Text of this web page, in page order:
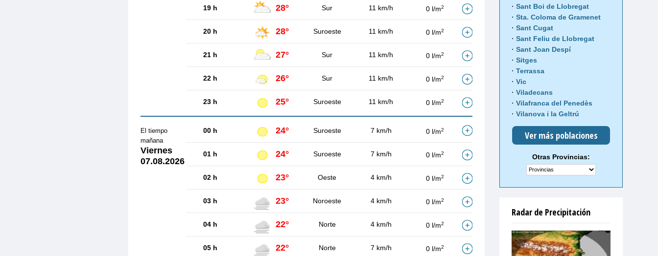
19 h 28° Sur 11 km/h 0 l/m2
20 h 28° Suroeste 11 km/h 0 l/m2
21 h 27° Sur 11 km/h 0 l/m2
22 h 26° Sur 11 km/h 0 l/m2
23 h 25° Suroeste 11 km/h 0 l/m2
El tiempo
mañana
Viernes
07.08.2026
00 h 24° Suroeste 7 km/h 0 l/m2
01 h 24° Suroeste 7 km/h 0 l/m2
02 h 23° Oeste 4 km/h 0 l/m2
03 h 23° Noroeste 4 km/h 0 l/m2
04 h 22° Norte 4 km/h 0 l/m2
05 h 22° Norte 7 km/h 0 l/m2
Sant Boi de Llobregat
Sta. Coloma de Gramenet
Sant Cugat
Sant Feliu de Llobregat
Sant Joan Despí
Sitges
Terrassa
Vic
Viladecans
Vilafranca del Penedès
Vilanova i la Geltrú
Ver más poblaciones
Otras Provincias:
Radar de Precipitación